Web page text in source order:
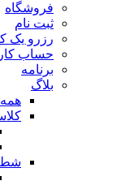
فروشگاه
ثبت نام
رزرو یک
حساب
برنامه
بلاگ